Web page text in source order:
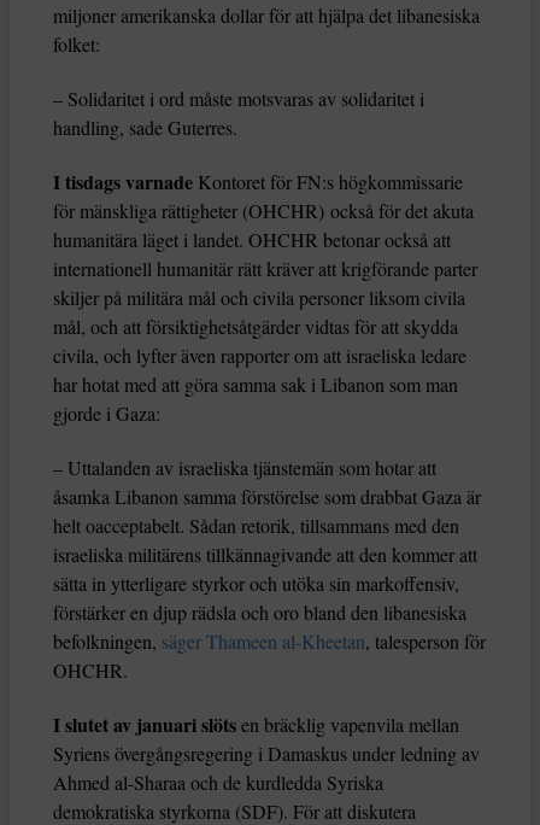
miljoner amerikanska dollar för att hjälpa det libanesiska
folket:
– Solidaritet i ord måste motsvaras av solidaritet i
handling, sade Guterres.
I tisdags varnade Kontoret för FN:s högkommissarie
för mänskliga rättigheter (OHCHR) också för det akuta
humanitära läget i landet. OHCHR betonar också att
internationell humanitär rätt kräver att krigförande parter
skiljer på militära mål och civila personer liksom civila
mål, och att försiktighetsåtgärder vidtas för att skydda
civila, och lyfter även rapporter om att israeliska ledare
har hotat med att göra samma sak i Libanon som man
gjorde i Gaza:
– Uttalanden av israeliska tjänstemän som hotar att
åsamka Libanon samma förstörelse som drabbat Gaza är
helt oacceptabelt. Sådan retorik, tillsammans med den
israeliska militärens tillkännagivande att den kommer att
sätta in ytterligare styrkor och utöka sin markoffensiv,
förstärker en djup rädsla och oro bland den libanesiska
befolkningen, säger Thameen al-Kheetan, talesperson för
OHCHR.
I slutet av januari slötsen bräcklig vapenvila mellan
Syriens övergångsregering i Damaskus under ledning av
Ahmed al-Sharaa och de kurdledda Syriska
demokratiska styrkorna (SDF). För att diskutera